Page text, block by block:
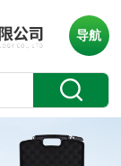
导航